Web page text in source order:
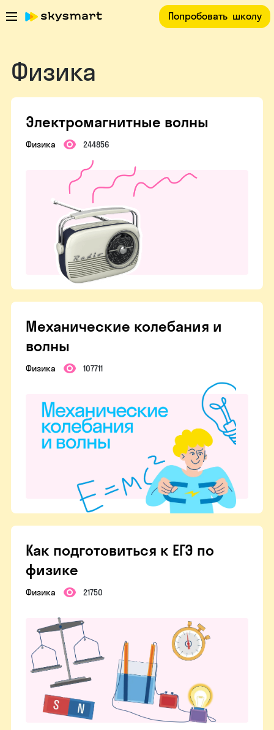
Попробовать школу
Физика
Электромагнитные волны
Физика 244856
Механические колебания и
волны
Физика 107711
Как подготовиться к ЕГЭ по
физике
Физика 21750